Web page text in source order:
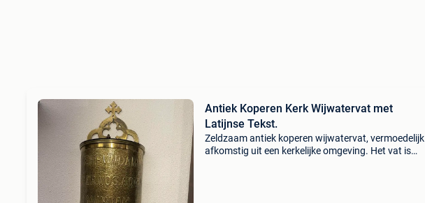
Antiek Koperen Kerk Wijwatervat met
Latijnse Tekst.
Zeldzaam antiek koperen wijwatervat, vermoedelijk
afkomstig uit een kerkelijke omgeving. Het vat is